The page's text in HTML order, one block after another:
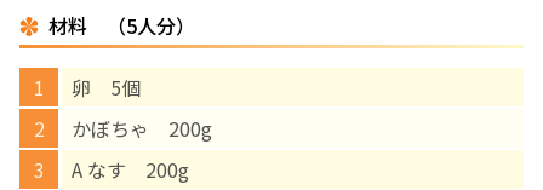
材料 （5人分）
卵 5個
かぼちゃ 200g
A なす 200g
‘さんルーム’ でさまざまな講座・クラス
遠方にお住まいで当院での出産を希望される方へ